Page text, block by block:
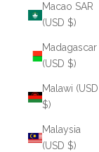
Macao SAR
(USD $)
Madagascar
(USD $)
Malawi (USD
$)
Malaysia
(USD $)